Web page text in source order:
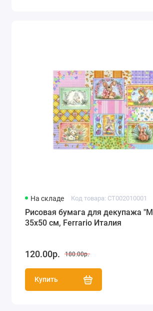
На складе Код товара: CT002010001
Рисовая бумага для декупажа
35х50 см, Ferrario Италия
120.00р. 180.00р.
Купить